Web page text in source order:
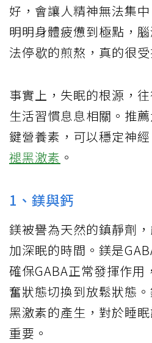
好，會讓人精神無法集
明明身體疲憊到極點，
法停歇的煎熬，真的很受
事實上，失眠的根源，
生活習慣息息相關。推
鍵營養素，可以穩定神
褪黑激素 。
1、鎂與鈣
鎂被譽為天然的鎮靜劑
加深眠的時間。鎂是
確保GABA正常發揮作用
奮狀態切換到放鬆狀態
黑激素的產生，對於睡
重要。